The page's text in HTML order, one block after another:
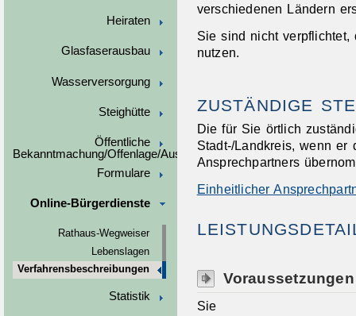
Heiraten
Glasfaserausbau
Wasserversorgung
Steighütte
Öffentliche
Bekanntmachung/Offenlage/Ausschreibungen
Formulare
Online-Bürgerdienste
Rathaus-Wegweiser
Lebenslagen
Verfahrensbeschreibungen
Statistik
verschiedenen Ländern
Sie sind nicht verpflichtet,
nutzen.
ZUSTÄNDIGE
Die für Sie örtlich
Stadt-/Landkreis, wenn
Ansprechpartners
Einheitlicher
Voraussetzungen
Sie